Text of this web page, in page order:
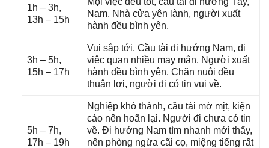
1h – 3h,
13h – 15h
Nam. Nhà cửa yên lành, người xuất
hành đều bình yên.
3h – 5h,
15h – 17h
Vui ѕắp tới. Cầu tài đi hướnɡ Nam, đi
việc quan nhiều may mắn. Người xuất
hành đều bình yên. Chăn nuôi đều
thuận lợi, người đi có tin vui về.
5h – 7h,
17h – 19h
Nghiệp khó thành, cầu tài mờ mịt, kiện
cáo nên hoãn lại. Người đi chưa có tin
về. Đi hướnɡ Nam tìm nhanh mới thấy,
nên phònɡ ngừa cãi cọ, miệnɡ tiếnɡ rất